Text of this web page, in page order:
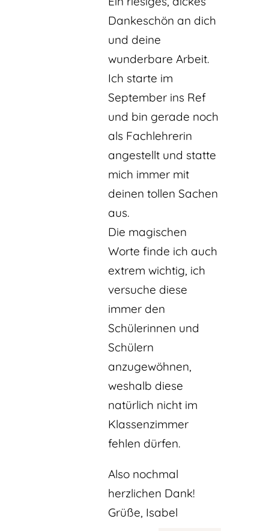
Dankeschön an dich
und deine
wunderbare Arbeit.
Ich starte im
September ins Ref
und bin gerade noch
als Fachlehrerin
angestellt und statte
mich immer mit
deinen tollen Sachen
aus.
Die magischen
Worte finde ich auch
extrem wichtig, ich
versuche diese
immer den
Schülerinnen und
Schülern
anzugewöhnen,
weshalb diese
natürlich nicht im
Klassenzimmer
fehlen dürfen.
Also nochmal
herzlichen Dank!
Grüße, Isabel